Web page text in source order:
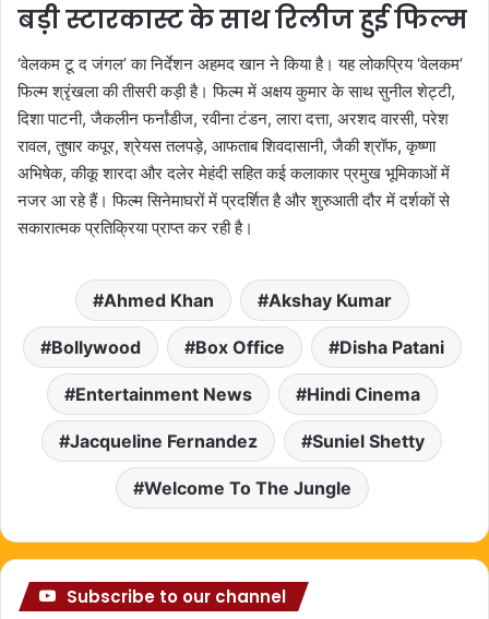
बड़ी स्टारकास्ट के साथ रिलीज हुई फिल्म
‘वेलकम टू द जंगल’ का निर्देशन अहमद खान ने किया है। यह लोकप्रिय ‘वेलकम’
फिल्म श्रृंखला की तीसरी कड़ी है। फिल्म में अक्षय कुमार के साथ सुनील शेट्टी,
दिशा पाटनी, जैकलीन फर्नांडीज, रवीना टंडन, लारा दत्ता, अरशद वारसी, परेश
रावल, तुषार कपूर, श्रेयस तलपड़े, आफताब शिवदासानी, जैकी श्रॉफ, कृष्णा
अभिषेक, कीकू शारदा और दलेर मेहंदी सहित कई कलाकार प्रमुख भूमिकाओं में
नजर आ रहे हैं। फिल्म सिनेमाघरों में प्रदर्शित है और शुरुआती दौर में दर्शकों से
सकारात्मक प्रतिक्रिया प्राप्त कर रही है।
Ahmed Khan Akshay Kumar
Bollywood Box Office Disha Patani
Entertainment News Hindi Cinema
Jacqueline Fernandez Suniel Shetty
Welcome To The Jungle
Subscribe to our channel